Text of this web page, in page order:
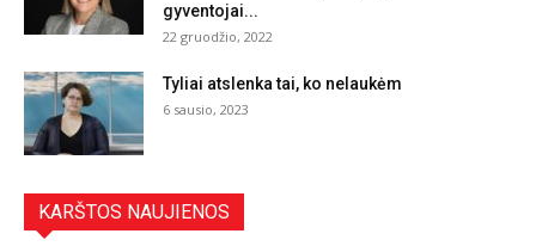
gyventojai...
22 gruodžio, 2022
Tyliai atslenka tai, ko nelaukėm
6 sausio, 2023
KARŠTOS NAUJIENOS